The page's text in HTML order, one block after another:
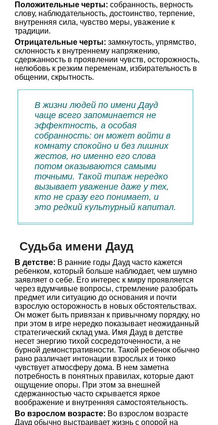
Положительные черты: собранность, верность
слову, наблюдательность, достоинство, терпение,
внутренняя сила, чувство меры, уважение к
традиции.
Отрицательные черты: замкнутость, упрямство,
склонность к внутреннему напряжению,
сдержанность в проявлении чувств, осторожность,
нелюбовь к резким переменам, избирательность в
общении, скрытность.
В жизни людей по имени Дауд
чаще всего запоминается не
эффектность, а особая
собранность: он может войти в
комнату спокойно и без лишних
жестов, но именно его слова
потом оказываются самыми
точными. Такой типаж нередко
вызывает уважение даже у тех,
кто не сразу его понимает, и
это редкий культурный капитал.
Судьба имени Дауд
В детстве: В ранние годы Дауд часто кажется
ребенком, который больше наблюдает, чем шумно
заявляет о себе. Его интерес к миру проявляется
через вдумчивые вопросы, стремление разобрать
предмет или ситуацию до основания и почти
взрослую осторожность в новых обстоятельствах.
Он может быть привязан к привычному порядку, но
при этом в игре нередко показывает неожиданный
стратегический склад ума. Имя Дауд в детстве
несет энергию тихой сосредоточенности, а не
бурной демонстративности. Такой ребенок обычно
рано различает интонации взрослых и тонко
чувствует атмосферу дома. В нем заметна
потребность в понятных правилах, которые дают
ощущение опоры. При этом за внешней
сдержанностью часто скрывается яркое
воображение и внутренняя самостоятельность.
Во взрослом возрасте: Во взрослом возрасте
Дауд обычно выстраивает жизнь с опорой на